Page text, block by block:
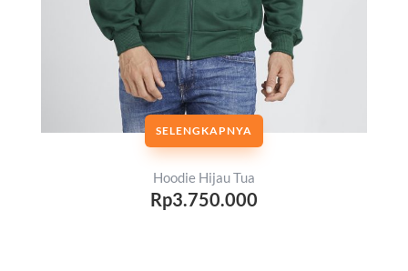
SELENGKAPNYA
Hoodie Hijau Tua
Rp3.750.000